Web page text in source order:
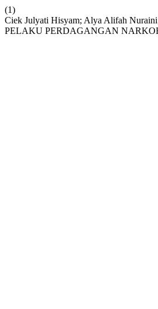
(1)
Ciek Julyati Hisyam; Alya Alifah
PELAKU PERDAGANGAN